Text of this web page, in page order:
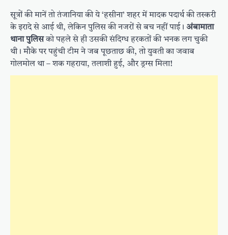
सूत्रों की मानें तो तंजानिया की ये ‘हसीना’ शहर में मादक पदार्थ की तस्करी
के इरादे से आई थी, लेकिन पुलिस की नजरों से बच नहीं पाई। अंबामाता
थाना पुलिसको पहले से ही उसकी संदिग्ध हरकतों की भनक लग चुकी
थी। मौके पर पहुंची टीम ने जब पूछताछ की, तो युवती का जवाब
गोलमोल था – शक गहराया, तलाशी हुई, और ड्रग्स मिला!